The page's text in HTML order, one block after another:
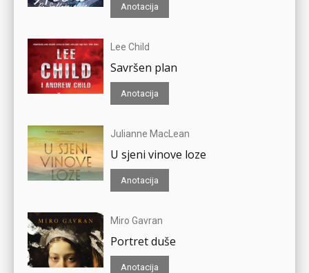
Anotacija
Lee Child
Savršen plan
Anotacija
Julianne MacLean
U sjeni vinove loze
Anotacija
Miro Gavran
Portret duše
Anotacija